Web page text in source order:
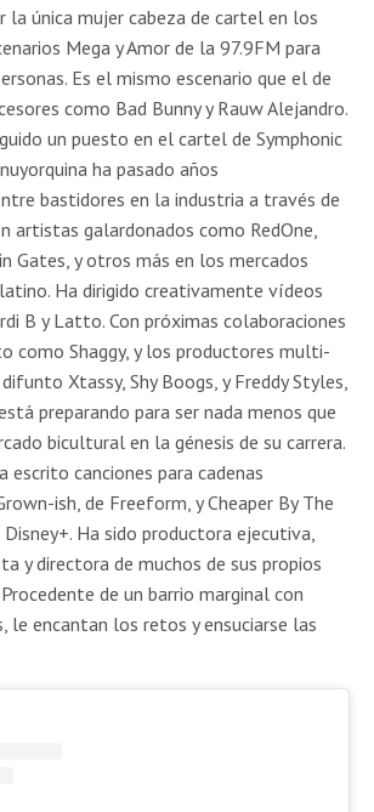
la única mujer cabeza de cartel en los
Mega y Amor de la 97.9FM para
Es el mismo escenario que el de
como Bad Bunny y Rauw Alejandro.
un puesto en el cartel de Symphonic
ha pasado años
bastidores en la industria a través de
artistas galardonados como RedOne,
Gates, y otros más en los mercados
Ha dirigido creativamente vídeos
B y Latto. Con próximas colaboraciones
como Shaggy, y los productores multi-
Xtassy, Shy Boogs, y Freddy Styles,
preparando para ser nada menos que
bicultural en la génesis de su carrera.
escrito canciones para cadenas
ish, de Freeform, y Cheaper By The
Ha sido productora ejecutiva,
y directora de muchos de sus propios
de un barrio marginal con
le encantan los retos y ensuciarse las